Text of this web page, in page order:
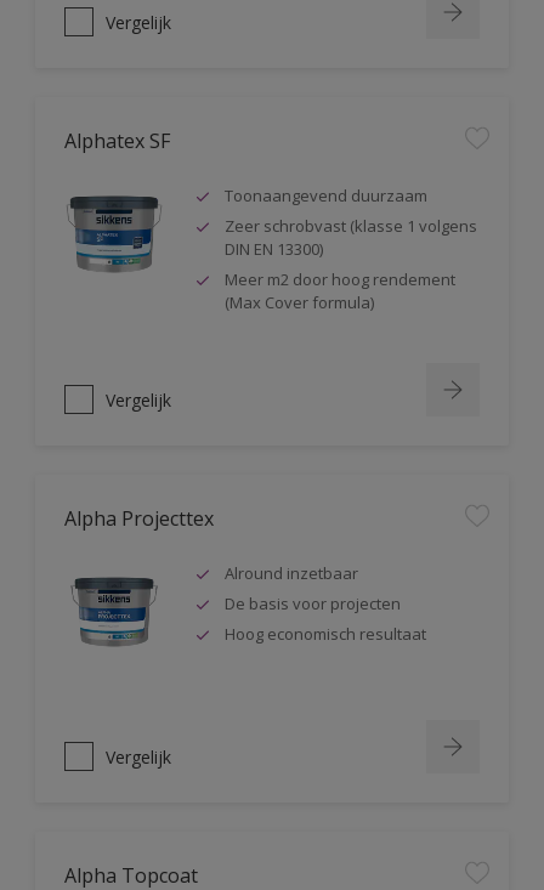
Vergelijk
Alphatex SF
Toonaangevend duurzaam
Zeer schrobvast (klasse 1 volgens
DIN EN 13300)
Meer m2 door hoog rendement
(Max Cover formula)
Vergelijk
Alpha Projecttex
Alround inzetbaar
De basis voor projecten
Hoog economisch resultaat
Vergelijk
Alpha Topcoat